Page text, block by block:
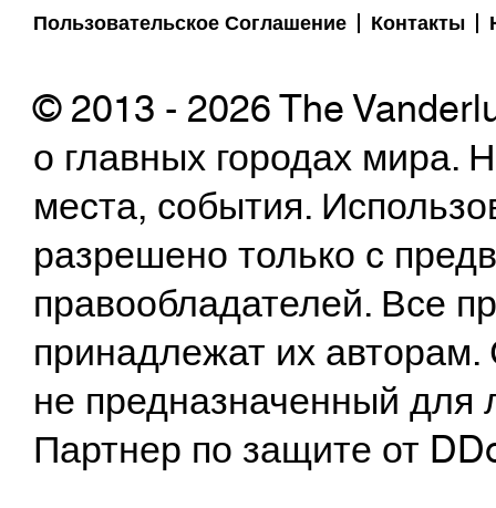
Пользовательское Соглашение Контакты
© 2013 - 2026 The
о главных городах
места, события.
разрешено только с
правообладателей. Все
принадлежат их
не предназначенный
Партнер по защите от